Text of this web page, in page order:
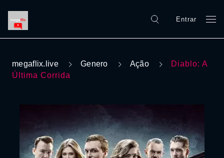
Entrar
megaflix.live Genero Ação
Diablo: A
Última Corrida